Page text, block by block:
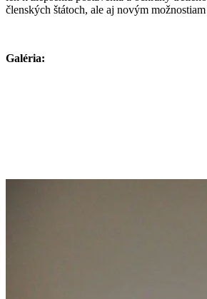
členských štátoch, ale aj novým
Galéria: